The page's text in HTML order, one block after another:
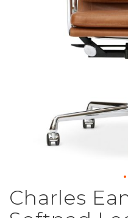
Gå
til
Charles